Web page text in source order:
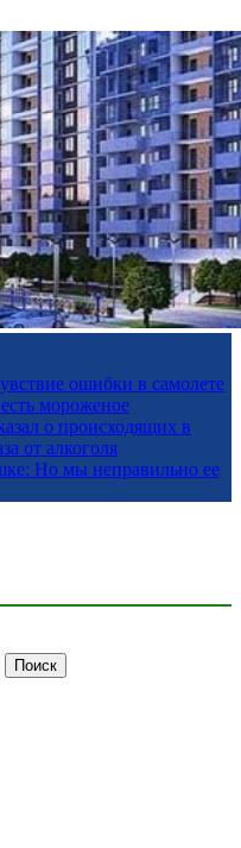
ошибки в самолете
мороженое
о происходящих в
от алкоголя
Но мы неправильно ее